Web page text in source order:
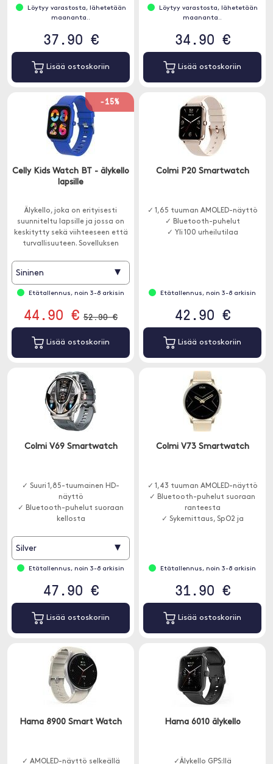
Löytyy varastosta, lähetetään
maananta..
37.90 €
Lisää ostoskoriin
Löytyy varastosta, lähetetään
maananta..
34.90 €
Lisää ostoskoriin
-15%
Celly Kids Watch BT - älykello
lapsille
Älykello, joka on erityisesti
suunniteltu lapsille ja jossa on
keskitytty sekä viihteeseen että
turvallisuuteen. Sovelluksen
seurata lapsesi aktiivisuutta.
Sininen ▾
Etätallennus, noin 3-8 arkisin
44.90 € 52.90 €
Lisää ostoskoriin
Colmi P20 Smartwatch
✓ 1,65 tuuman AMOLED-näyttö
✓ Bluetooth-puhelut
✓ Yli 100 urheilutilaa
Etätallennus, noin 3-8 arkisin
42.90 €
Lisää ostoskoriin
Colmi V69 Smartwatch
✓ Suuri 1,85-tuumainen HD-
näyttö
✓ Bluetooth-puhelut suoraan
kellosta
Silver ▾
Etätallennus, noin 3-8 arkisin
47.90 €
Lisää ostoskoriin
Colmi V73 Smartwatch
✓ 1,43 tuuman AMOLED-näyttö
✓ Bluetooth-puhelut suoraan
ranteesta
✓ Sykemittaus, SpO2 ja
Etätallennus, noin 3-8 arkisin
31.90 €
Lisää ostoskoriin
Hama 8900 Smart Watch
✓ AMOLED-näyttö selkeällä
Hama 6010 älykello
✓Älykello GPS:llä